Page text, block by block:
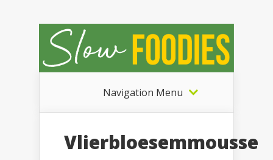
Navigation Menu
Vlierbloesemmousse